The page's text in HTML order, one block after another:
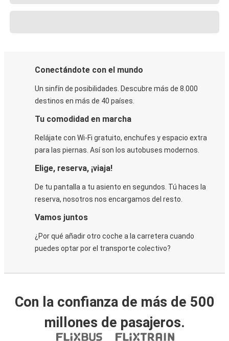
Conectándote con el mundo
Un sinfín de posibilidades. Descubre más de 8.000
destinos en más de 40 países.
Tu comodidad en marcha
Relájate con Wi-Fi gratuito, enchufes y espacio extra
para las piernas. Así son los autobuses modernos.
Elige, reserva, ¡viaja!
De tu pantalla a tu asiento en segundos. Tú haces la
reserva, nosotros nos encargamos del resto.
Vamos juntos
¿Por qué añadir otro coche a la carretera cuando
puedes optar por el transporte colectivo?
Con la confianza de más de 500
millones de pasajeros.